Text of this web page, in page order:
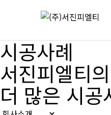
시공사례
서진피엘티
더 많은 시